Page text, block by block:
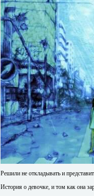
Решили не откладывать и
История о девочке, и том как она